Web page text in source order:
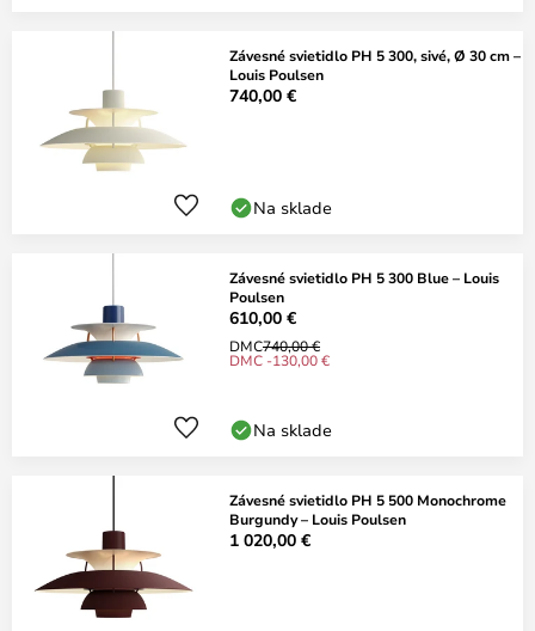
Závesné svietidlo PH 5 300, sivé, Ø 30 cm –
Louis Poulsen
740,00 €
Na sklade
Závesné svietidlo PH 5 300 Blue – Louis
Poulsen
610,00 €
DMC740,00 €
DMC -130,00 €
Na sklade
Závesné svietidlo PH 5 500 Monochrome
Burgundy – Louis Poulsen
1 020,00 €